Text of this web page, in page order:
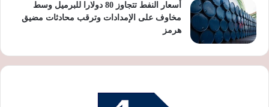
أسعار النفط تتجاوز 80 دولارا للبرميل وسط
مخاوف على الإمدادات وترقب محادثات مضيق
هرمز